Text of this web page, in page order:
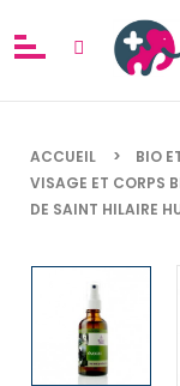
ACCUEIL BIO
VISAGE ET CORPS
DE SAINT HILAIRE